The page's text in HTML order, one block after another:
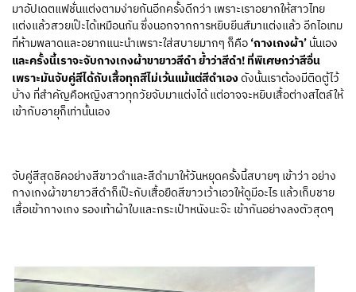
มาอัปเดตแฟชั่นแต่งตามง่ายกันอีกครั้งดีกว่า เพราะเราอยากให้สาวไทย
แต่งแล้วสวยเป๊ะได้เหมือนกัน ซึ่งนอกจากการหยิบยีนส์มาแต่งแล้ว อีกไอเทม
ที่ห้ามพลาดและอยากแนะนำเพราะใส่สบายมากๆ ก็คือ‘กางเกงผ้า’นั่นเอง
และครั้งนี้เราจะจับกางเกงผ้าขายาวสีดำ ย้ำว่าสีดำ! ที่พิเศษกว่าสีอื่น
เพราะมันจับคู่สีได้กับเสื้อทุกสีไม่เว้นแม้แต่สีดำเองดังนั้นเราต้องมีติดตู้ไว้
บ้าง ที่สำคัญคือหญิงสาวทุกวัยจับมาแต่งได้ แต่อาจจะหยิบเสื้อต่างสไตล์ให้
เข้ากับอายุก็เท่านั้นเอง
จับคู่สีสุดชิคอย่างสีขาวดำและสีดำมาให้วันหยุดครั้งนี้สบายๆ เข้าว่า อย่าง
กางเกงผ้าขายาวสีดำก็เป๊ะกับเสื้อยืดสีขาวเว้าเอวให้ดูมีอะไร แล้วเก็บชาย
เสื้อเข้ากางเกง รองเท้าผ้าใบและกระเป๋าหนังนะจ๊ะ เข้ากันอย่างลงตัวสุดๆ